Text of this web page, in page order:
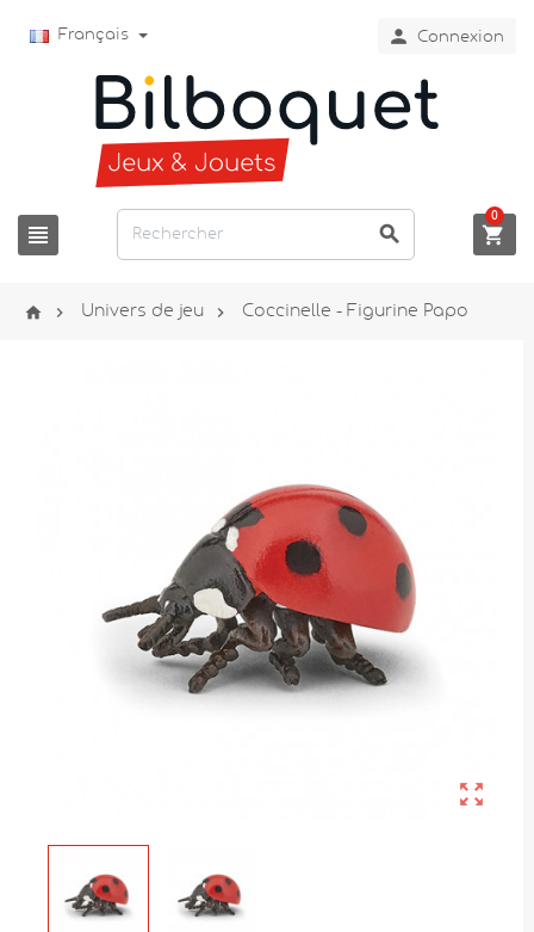
Français  Connexion
  
0
  Univers de jeu  Coccinelle - Figurine Papo
